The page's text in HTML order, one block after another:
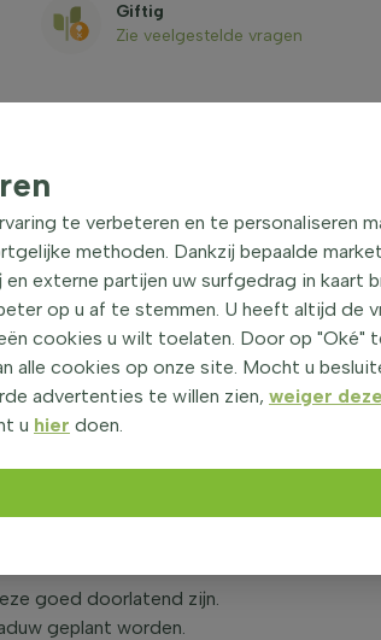
Giftig
Zie veelgestelde vragen
Vaste plant| Salie
variant van de Salvianemorosa.
en randbeplanting vanwege de
De plant is gemakkelijk te
een levendige sfeer in uw tuin.
nemorosa 'Schneehugel'
en met augustus met opvallende witte
de tuin, zoals borderbeplanting,
goed doorlatend zijn.
geplant worden.
te verbeteren en te personaliseren
methoden. Dankzij bepaalde
externe partijen uw surfgedrag in kaart
op u af te stemmen. U heeft altijd de
cookies u wilt toelaten. Door op "Oké"
alle cookies op onze site. Mocht u
advertenties te willen zien, weiger
u hier doen.